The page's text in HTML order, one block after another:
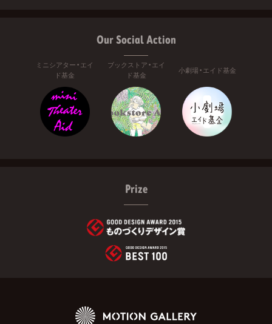
Our Social Action
ミニシアター・エイ
ド基金
ブックストア・エイ
ド基金
小劇場・エイド基金
Prize